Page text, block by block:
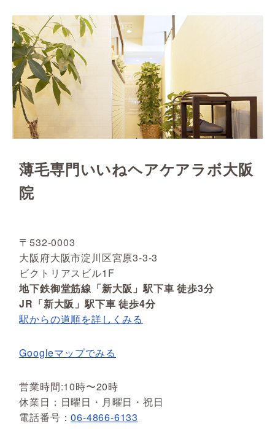
薄毛専門いいねヘアケアラボ大阪
院
〒532-0003
大阪府大阪市淀川区宮原3-3-3
ビクトリアスビル1F
地下鉄御堂筋線「新大阪」駅下車 徒歩3分
JR「新大阪」駅下車 徒歩4分
駅からの道順を詳しくみる
Googleマップでみる
営業時間:10時〜20時
休業日：日曜日・月曜日・祝日
電話番号：06-4866-6133